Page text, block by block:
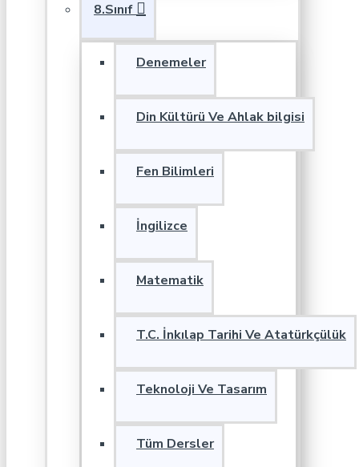
8.Sınıf
Denemeler
Din Kültürü Ve Ahlak bilgisi
Fen Bilimleri
İngilizce
Matematik
T.C. İnkılap Tarihi Ve Atatürkçülük
Teknoloji Ve Tasarım
Tüm Dersler